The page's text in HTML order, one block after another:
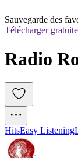
Sauvegarde des
Télécharger
Radio
HitsEasy Listening